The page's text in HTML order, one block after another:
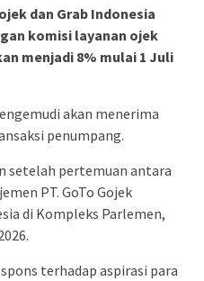
dan Grab Indonesia⁠
komisi layanan ojek
menjadi 8% mulai 1 Juli
akan menerima
penumpang.
setelah pertemuan antara
PT. GoTo Gojek
di Kompleks Parlemen,
terhadap aspirasi para